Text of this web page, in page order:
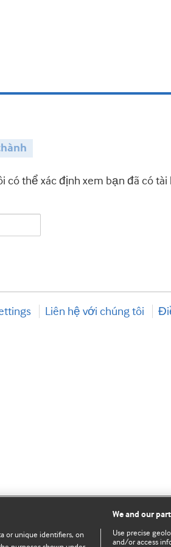
có thể xác định xem bạn đã có
Liên hệ với chúng tôi
or unique identifiers, on
We and our
Use precise
and/or access